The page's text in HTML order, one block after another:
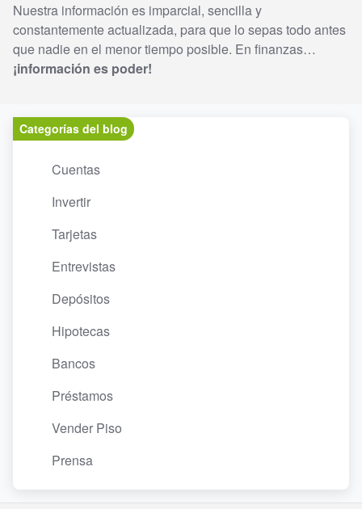
Nuestra información es imparcial, sencilla y
constantemente actualizada, para que lo sepas todo antes
que nadie en el menor tiempo posible. En finanzas…
¡información es poder!
Categorías del blog
Cuentas
Invertir
Tarjetas
Entrevistas
Depósitos
Hipotecas
Bancos
Préstamos
Vender Piso
Prensa